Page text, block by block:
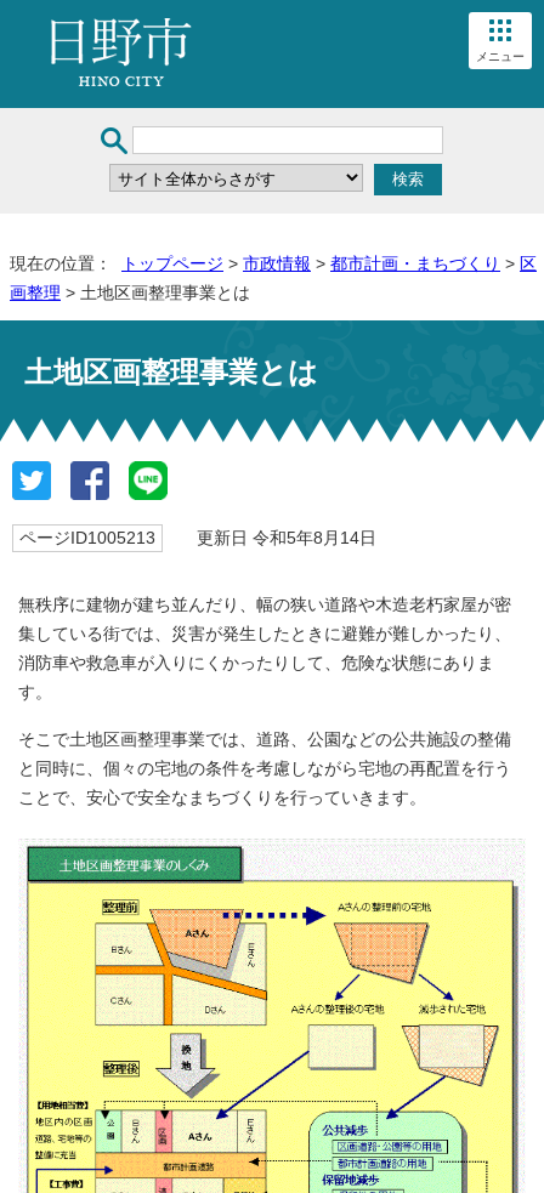
メニュー
現在の位置： トップページ > 市政情報 > 都市計画・まちづくり > 区
画整理 > 土地区画整理事業とは
土地区画整理事業とは
ページID1005213 更新日 令和5年8月14日
無秩序に建物が建ち並んだり、幅の狭い道路や木造老朽家屋が密
集している街では、災害が発生したときに避難が難しかったり、
消防車や救急車が入りにくかったりして、危険な状態にありま
す。
そこで土地区画整理事業では、道路、公園などの公共施設の整備
と同時に、個々の宅地の条件を考慮しながら宅地の再配置を行う
ことで、安心で安全なまちづくりを行っていきます。